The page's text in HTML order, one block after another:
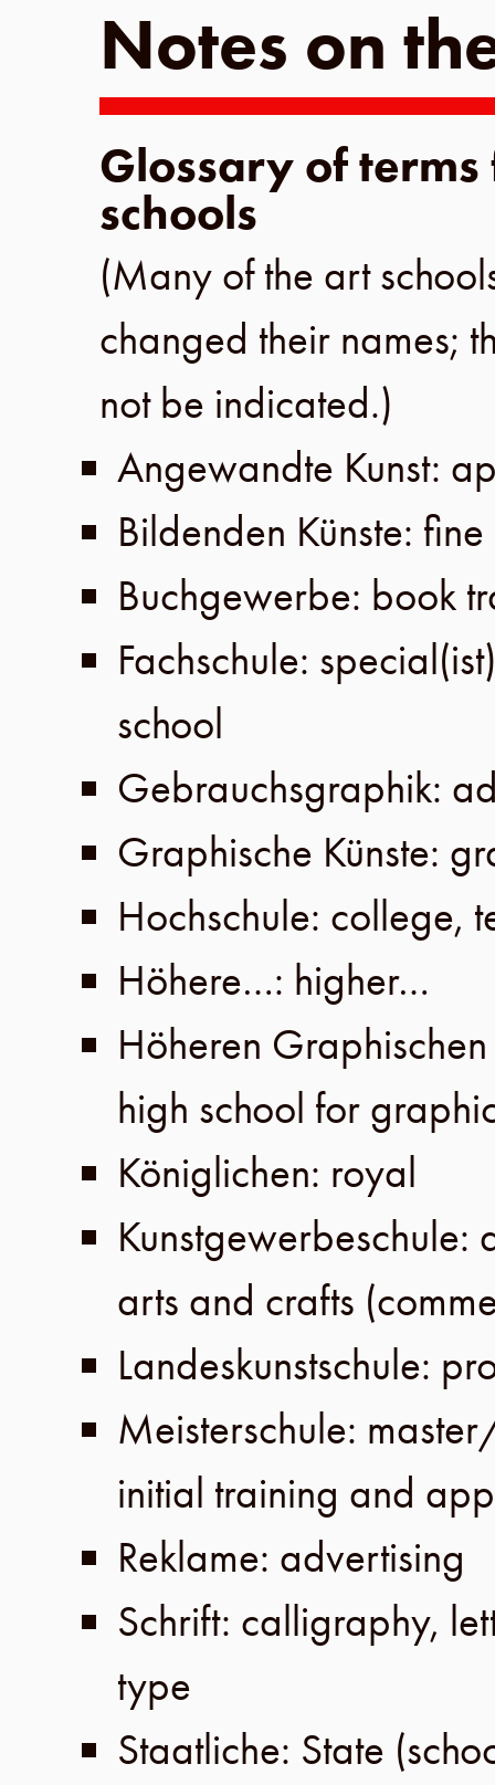
Notes on
Glossary of
schools
(Many of the art
changed their names;
not be indicated.)
Angewandte Kunst:
Bildenden Künste:
Buchgewerbe: book
Fachschule:
school
Gebrauchsgraphik:
Graphische Künste:
Hochschule: college,
Höhere…: higher…
Höheren
high school for
Königlichen: royal
arts and crafts
Landeskunstschule:
Meisterschule:
initial training and
Reklame: advertising
Schrift: calligraphy,
type
Staatliche: State